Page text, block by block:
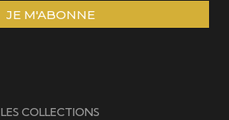
JE M'ABONNE
LES COLLECTIONS